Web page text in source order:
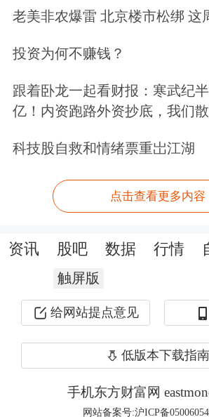
业、高校、科研机构开展
强科技成果转化应用，探
术研发与产业发展深度融
低碳零碳负碳先进适用技
用场景，形成具有商业价
方案。
在保障措施方面，《通知
园区引入外部人才、技术
服务企业节能降碳改造、
理、产品碳足迹认证等。
区多能互补、多能联供项
窗口”审批制度。强化用
老美非农爆雷 北京楼市松绑 这
投资为何不赚钱？
跟着卧龙一起看财报：寒武纪
亿！内资跑路外资抄底，我们
科技股自救和情绪票重岀江湖
点击查看更多内容
资讯 股吧 数据 行情
触屏版
给网站提点意见
低版本下载指南
手机东方财富网
网站备案号:沪ICP备